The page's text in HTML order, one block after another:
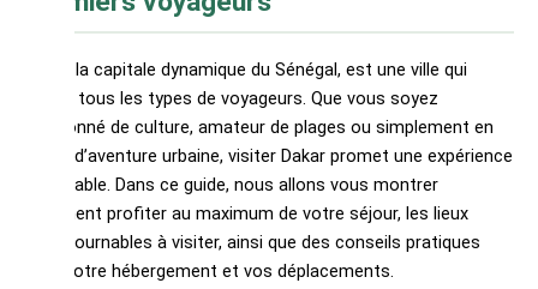
Dakar, la capitale dynamique du Sénégal, est une ville qui
séduit tous les types de voyageurs. Que vous soyez
passionné de culture, amateur de plages ou simplement en
quête d’aventure urbaine, visiter Dakar promet une expérience
inoubliable. Dans ce guide, nous allons vous montrer
comment profiter au maximum de votre séjour, les lieux
incontournables à visiter, ainsi que des conseils pratiques
pour votre hébergement et vos déplacements.